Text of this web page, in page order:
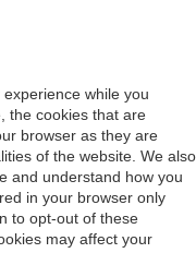
while you
the cookies that are
browser as they are
of the website. We also
and understand how you
in your browser only
to opt-out of these
may affect your